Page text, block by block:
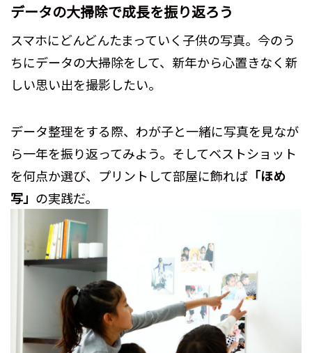
データの大掃除で成長を振り返ろう
スマホにどんどんたまっていく子供の写真。今のう
ちにデータの大掃除をして、新年から心置きなく新
しい思い出を撮影したい。
データ整理をする際、わが子と一緒に写真を見なが
ら一年を振り返ってみよう。そしてベストショット
を何点か選び、プリントして部屋に飾れば 「ほめ
写」 の実践だ。